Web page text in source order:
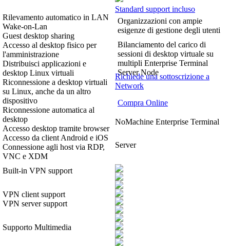
Rilevamento automatico in LAN
Wake-on-Lan
Guest desktop sharing
Accesso al desktop fisico per
l'amministrazione
Distribuisci applicazioni e
desktop Linux virtuali
Riconnessione a desktop virtuali
su Linux, anche da un altro
dispositivo
Riconnessione automatica al
desktop
Accesso desktop tramite browser
Accesso da client Android e iOS
Connessione agli host via RDP,
VNC e XDM
Built-in VPN support
VPN client support
VPN server support
Supporto Multimedia
Standard support incluso
Organizzazioni con ampie
esigenze di gestione degli utenti
Bilanciamento del carico di
sessioni di desktop virtuale su
multipli Enterprise Terminal
Server Node
Richiede una sottoscrizione a
Network
Compra Online
NoMachine Enterprise Terminal
Server